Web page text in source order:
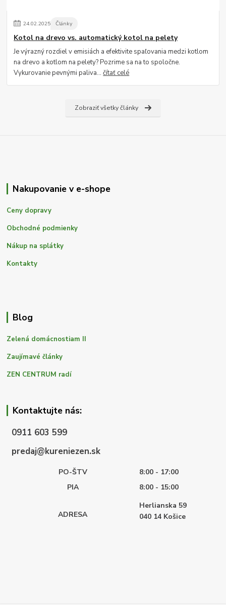
24.02.2025 Články
Kotol na drevo vs. automatický kotol na pelety
Je výrazný rozdiel v emisiách a efektivite spaľovania medzi kotlom
na drevo a kotlom na pelety? Pozrime sa na to spoločne.
Vykurovanie pevnými paliva...čítať celé
Zobraziť všetky články
Nakupovanie v e-shope
Ceny dopravy
Obchodné podmienky
Nákup na splátky
Kontakty
Blog
Zelená domácnostiam II
Zaujímavé články
ZEN CENTRUM radí
Kontaktujte nás:
0911 603 599
predaj@kureniezen.sk
PO-ŠTV
8:00 - 17:00
PIA
8:00 - 15:00
ADRESA
Herlianska 59
040 14 Košice